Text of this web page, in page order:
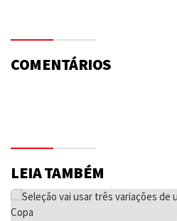
COMENTÁRIOS
LEIA TAMBÉM